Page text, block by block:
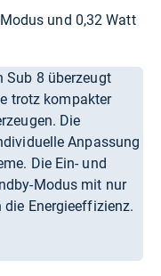
und 0,32 Watt
Sub 8 überzeugt
trotz kompakter
Die
Anpassung
Die Ein- und
Modus mit nur
die Energieeffizienz.